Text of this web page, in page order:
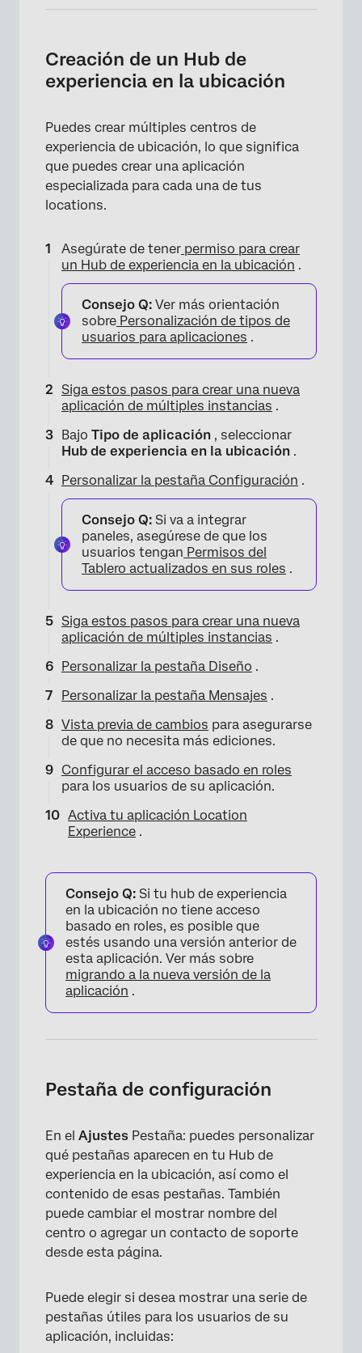
Creación de un Hub de
experiencia en la ubicación
Puedes crear múltiples centros de
experiencia de ubicación, lo que significa
que puedes crear una aplicación
especializada para cada una de tus
locations.
Asegúrate de tener permiso para crear
un Hub de experiencia en la ubicación .
Consejo Q: Ver más orientación
sobre Personalización de tipos de
usuarios para aplicaciones .
Siga estos pasos para crear una nueva
aplicación de múltiples instancias .
Bajo Tipo de aplicación , seleccionar
Hub de experiencia en la ubicación .
Personalizar la pestaña Configuración .
Consejo Q: Si va a integrar
paneles, asegúrese de que los
usuarios tengan Permisos del
Tablero actualizados en sus roles .
Siga estos pasos para crear una nueva
aplicación de múltiples instancias .
Personalizar la pestaña Diseño .
Personalizar la pestaña Mensajes .
Vista previa de cambios para asegurarse
de que no necesita más ediciones.
Configurar el acceso basado en roles
para los usuarios de su aplicación.
Activa tu aplicación Location
Experience .
Consejo Q: Si tu hub de experiencia
en la ubicación no tiene acceso
basado en roles, es posible que
estés usando una versión anterior de
esta aplicación. Ver más sobre
migrando a la nueva versión de la
aplicación .
Pestaña de configuración
En el Ajustes Pestaña: puedes personalizar
qué pestañas aparecen en tu Hub de
experiencia en la ubicación, así como el
contenido de esas pestañas. También
puede cambiar el mostrar nombre del
centro o agregar un contacto de soporte
desde esta página.
Puede elegir si desea mostrar una serie de
pestañas útiles para los usuarios de su
aplicación, incluidas: